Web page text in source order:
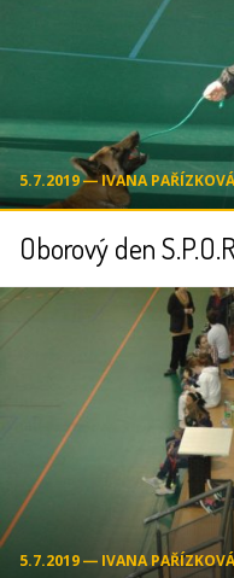
5.7.2019 ― IVANA PAŘÍZKOVÁ
Oborový den
5.7.2019 ― IVANA PAŘÍZKOVÁ